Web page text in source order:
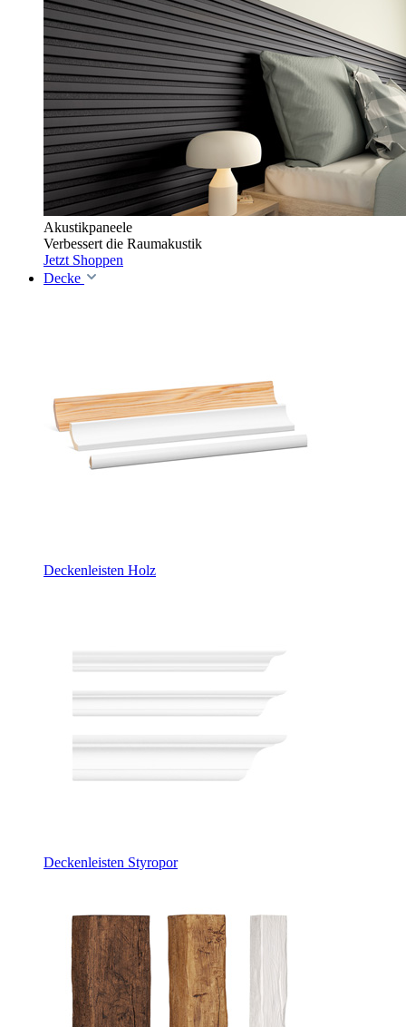
Akustikpaneele
Verbessert die Raumakustik
Jetzt Shoppen
Decke
Deckenleisten Holz
Deckenleisten Styropor